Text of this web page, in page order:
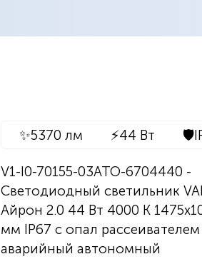
✨5370 лм ⚡44 Вт 🛡️
V1-I0-70155-03ATO-6704440 -
Светодиодный светильник
Айрон 2.0 44 Вт 4000 K
мм IP67 с опал рассеивателем
аварийный автономный